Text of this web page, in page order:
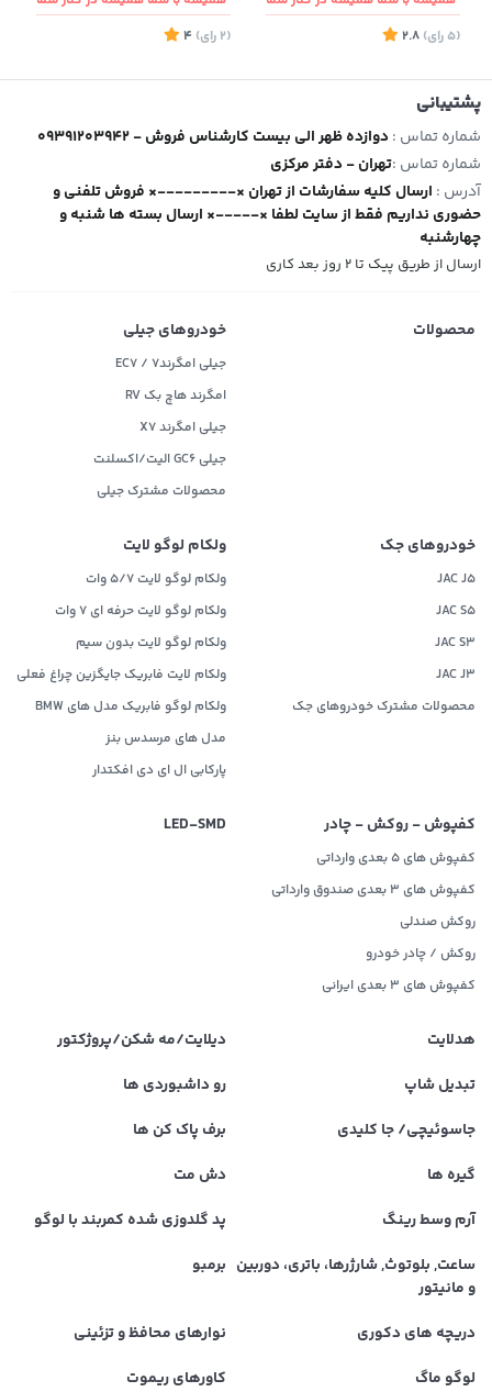
(5
رای)
2.8
(2 رای)
4
پشتیبانی
شماره تماس : 09391203942 - دوازده ظهر الی بیست کارشناس فروش
شماره تماس :تهران - دفتر مرکزی
آدرس : ارسال کلیه سفارشات از تهران ×---------× فروش تلفنی و
حضوری نداریم فقط از سایت لطفا ×-----× ارسال بسته ها شنبه و
چهارشنبه
ارسال از طریق پیک تا ۲ روز بعد کاری
محصولات خودروهای جیلی
جیلی امگرند۷ / EC7
امگرند هاچ بک RV
جیلی امگرند X7
جیلی GC6 الیت/اکسلنت
محصولات مشترک جیلی
خودروهای جک
JAC J5
JAC S5
JAC S3
JAC J3
محصولات مشترک خودروهای جک
ولکام لوگو لایت
ولکام لوگو لایت 5/7 وات
ولکام لوگو لایت حرفه ای 7 وات
ولکام لوگو لایت بدون سیم
ولکام لایت فابریک جایگزین چراغ فعلی
ولکام لوگو فابریک مدل های BMW
مدل های مرسدس بنز
پارکابی ال ای دی افکتدار
کفپوش - روکش - چادر
کفپوش های 5 بعدی وارداتی
کفپوش های 3 بعدی صندوق وارداتی
روکش صندلی
روکش / چادر خودرو
کفپوش های ۳ بعدی ایرانی
LED‌-SMD
هدلایت
دیلایت/مه شکن/پروژکتور
تبدیل شاپ
رو داشبوردی ها
جاسوئیچی/ جا کلیدی
برف پاک کن ها
گیره ها
دش مت
آرم وسط رینگ
پد گلدوزی شده کمربند با لوگو
ساعت, بلوتوث, شارژرها، باتری، دوربین
و مانیتور
برمبو
دریچه های دکوری
نوارهای محافظ و تزئینی
لوگو ماگ
کاورهای ریموت